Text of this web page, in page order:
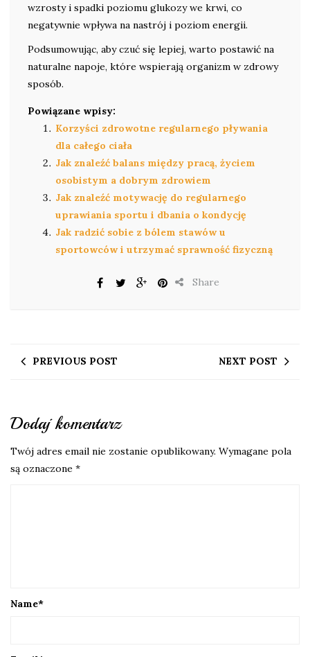
wzrosty i spadki poziomu glukozy we krwi, co
negatywnie wpływa na nastrój i poziom energii.
Podsumowując, aby czuć się lepiej, warto postawić na
naturalne napoje, które wspierają organizm w zdrowy
sposób.
Powiązane wpisy:
Korzyści zdrowotne regularnego pływania
dla całego ciała
Jak znaleźć balans między pracą, życiem
osobistym a dobrym zdrowiem
Jak znaleźć motywację do regularnego
uprawiania sportu i dbania o kondycję
Jak radzić sobie z bólem stawów u
sportowców i utrzymać sprawność fizyczną
Share
PREVIOUS POST NEXT POST
Dodaj komentarz
Twój adres email nie zostanie opublikowany. Wymagane pola
są oznaczone *
Name*